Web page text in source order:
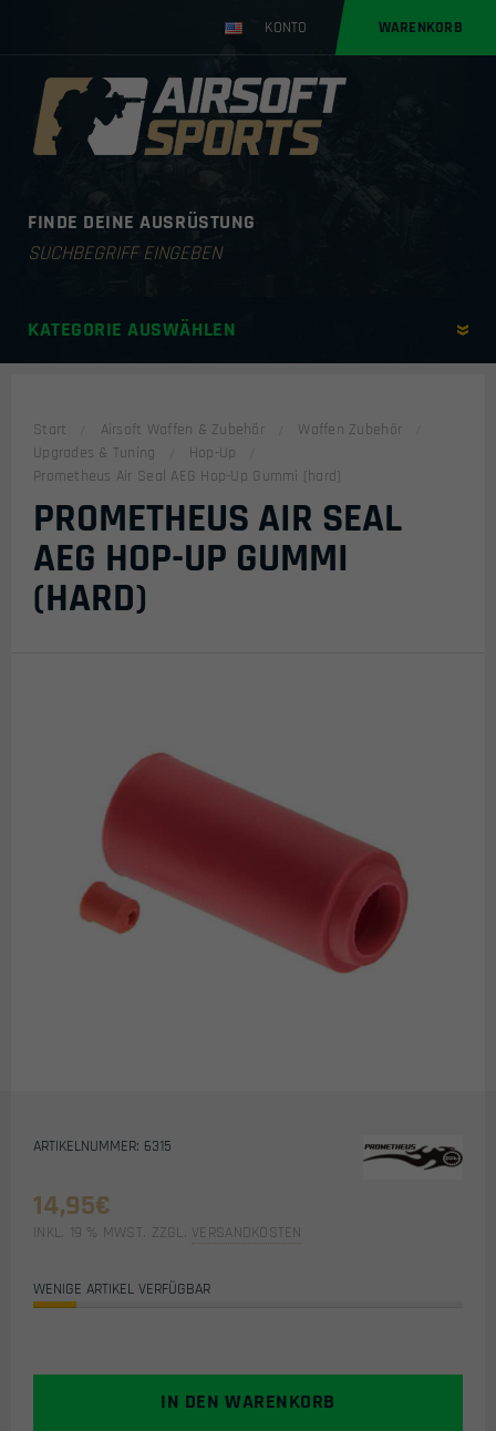
KONTO WARENKORB
FINDE DEINE AUSRÜSTUNG
Products
KATEGORIE AUSWÄHLEN
Start Airsoft Waffen & Zubehör
Waffen Zubehör
Upgrades & Tuning
Hop-Up
Prometheus Air Seal AEG Hop-Up Gummi (hard)
PROMETHEUS AIR SEAL
AEG HOP-UP GUMMI
(HARD)
ARTIKELNUMMER: 6315
14,95€
INKL. 19 % MWST. ZZGL. VERSANDKOSTEN
WENIGE ARTIKEL VERFÜGBAR
IN DEN WARENKORB